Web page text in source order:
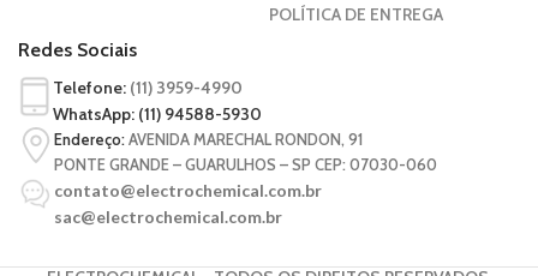
POLÍTICA DE ENTREGA
Redes Sociais
Telefone: (11) 3959-4990
WhatsApp: (11) 94588-5930
Endereço:AVENIDA MARECHAL RONDON, 91
PONTE GRANDE – GUARULHOS – SP CEP: 07030-060
contato@electrochemical.com.br
sac@electrochemical.com.br